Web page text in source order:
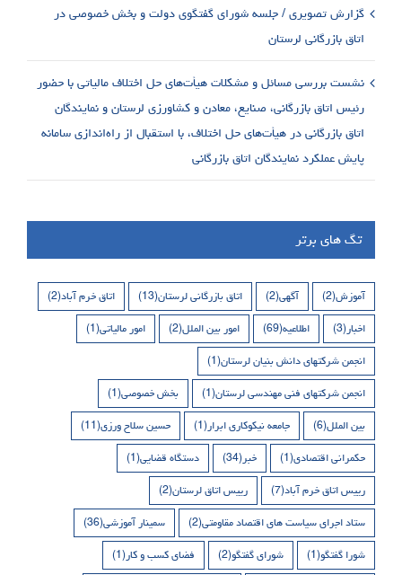
گزارش تصویری / جلسه شورای گفتگوی دولت و بخش خصوصی در
اتاق بازرگانی لرستان
نشست بررسی مسائل و مشکلات هیأت‌های حل اختلاف مالیاتی با حضور
رئیس اتاق بازرگانی، صنایع، معادن و کشاورزی لرستان و نمایندگان
اتاق بازرگانی در هیأت‌های حل اختلاف، با استقبال از راه‌اندازی سامانه
پایش عملکرد نمایندگان اتاق بازرگانی
تگ های برتر
آموزش(2) آگهی(2) اتاق بازرگانی لرستان(13) اتاق خرم آباد(2)
اخبار(3) اطلاعیه(69) امور بین الملل(2) امور مالیاتی(1)
انجمن شرکتهای دانش بنیان لرستان(1)
انجمن شرکتهای فنی مهندسی لرستان(1) بخش خصوصی(1)
بین الملل(6) جامعه نیکوکاری ابرار(1) حسین سلاح ورزی(11)
حکمرانی اقتصادی(1) خبر(34) دستگاه قضایی(1)
رییس اتاق خرم آباد(7) رییس اتاق لرستان(2)
ستاد اجرای سیاست های اقتصاد مقاومتی(2) سمینار آموزشی(36)
شورا گفتگو(1) شورای گفتگو(2) فضای کسب و کار(1)